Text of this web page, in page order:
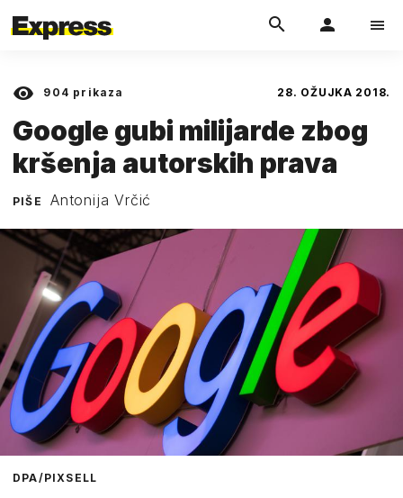
904 prikaza 28. OŽUJKA 2018.
Google gubi milijarde zbog
kršenja autorskih prava
PIŠE Antonija Vrčić
DPA/PIXSELL